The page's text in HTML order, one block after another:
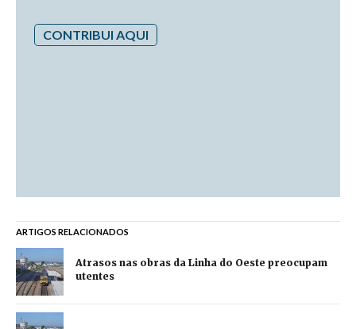
CONTRIBUI AQUI
ARTIGOS RELACIONADOS
Atrasos nas obras da Linha do Oeste preocupam
utentes